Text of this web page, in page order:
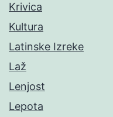
Krivica
Kultura
Latinske Izreke
Laž
Lenjost
Lepota